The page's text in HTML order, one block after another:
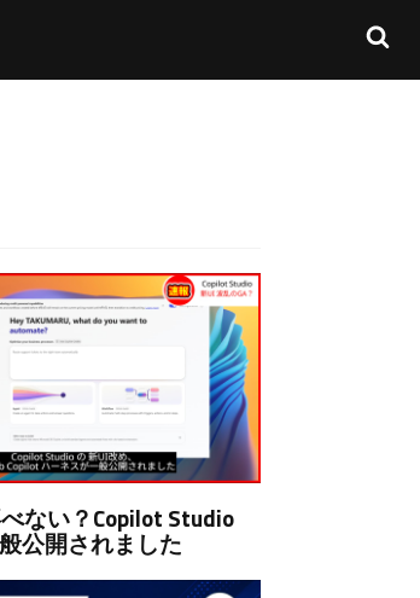
ない？Copilot Studio
公開されました